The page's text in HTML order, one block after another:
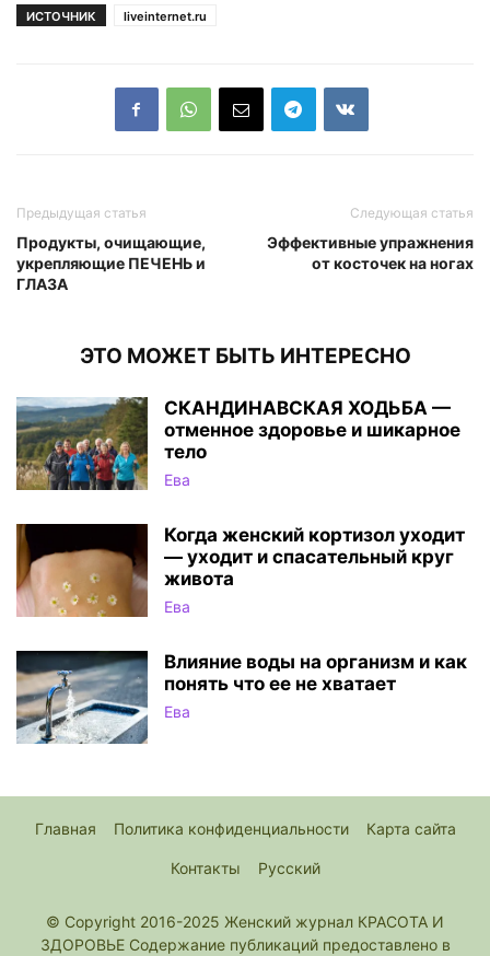
ИСТОЧНИК liveinternet.ru
Предыдущая статья
Продукты, очищающие,
укрепляющие ПЕЧЕНЬ и
ГЛАЗА
Следующая статья
Эффективные упражнения
от косточек на ногах
ЭТО МОЖЕТ БЫТЬ ИНТЕРЕСНО
СКАНДИНАВСКАЯ ХОДЬБА —
отменное здоровье и шикарное
тело
Ева
Когда женский кортизол уходит
— уходит и спасательный круг
живота
Ева
Влияние воды на организм и как
понять что ее не хватает
Ева
Главная Политика конфиденциальности Карта сайта
Контакты Русский
© Copyright 2016-2025 Женский журнал КРАСОТА И
ЗДОРОВЬЕ Содержание публикаций предоставлено в